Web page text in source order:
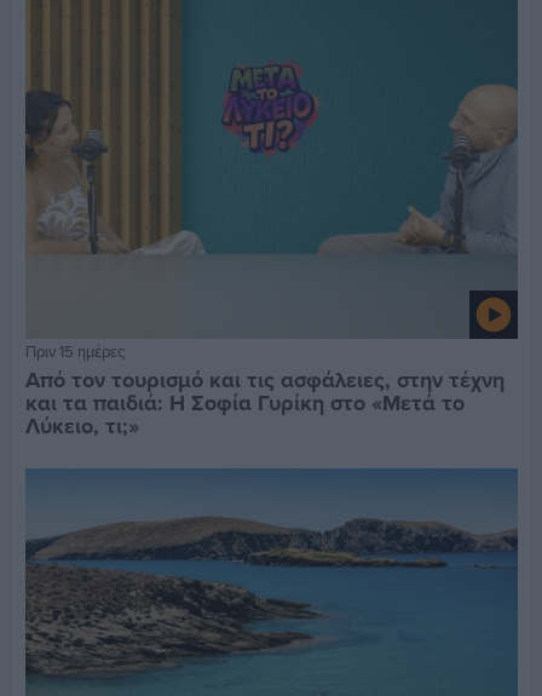
Πριν 15 ημέρες
Από τον τουρισμό και τις ασφάλειες, στην τέχνη
και τα παιδιά: Η Σοφία Γυρίκη στο «Μετά το
Λύκειο, τι;»